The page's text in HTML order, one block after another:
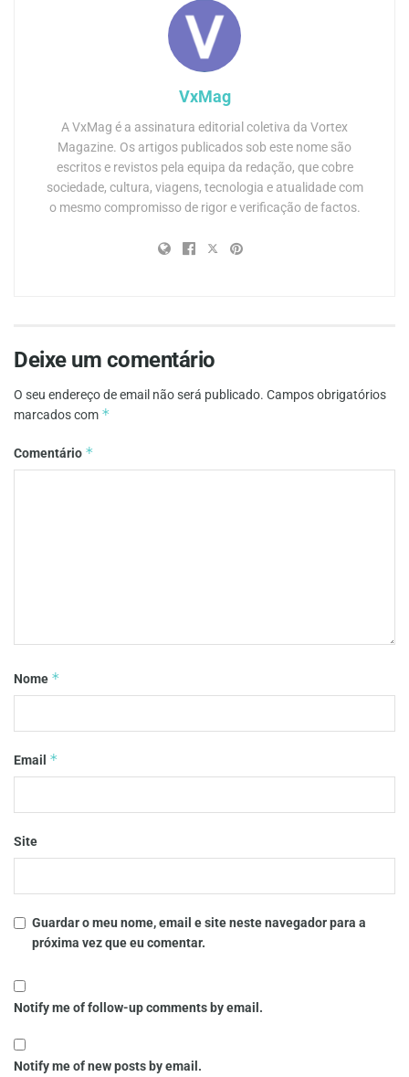
VxMag
A VxMag é a assinatura editorial coletiva da Vortex
Magazine. Os artigos publicados sob este nome são
escritos e revistos pela equipa da redação, que cobre
sociedade, cultura, viagens, tecnologia e atualidade com
o mesmo compromisso de rigor e verificação de factos.
Deixe um comentário
O seu endereço de email não será publicado. Campos obrigatórios
marcados com *
Comentário *
Nome *
Email *
Site
Guardar o meu nome, email e site neste navegador para a
próxima vez que eu comentar.
Notify me of follow-up comments by email.
Notify me of new posts by email.